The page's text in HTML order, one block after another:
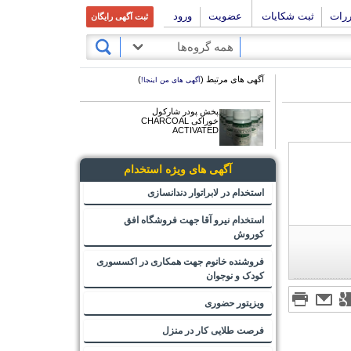
ثبت شکایات عضویت ورود ثبت آگهی رایگان
همه گروه‌ها
آگهی های مرتبط (آگهی های من اینجا!)
پخش پودر شارکول
خوراکی CHARCOAL
ACTIVATED
آگهی های ویژه استخدام
استخدام در لابراتوار دندانسازی
استخدام نیرو آقا جهت فروشگاه افق
کوروش
فروشنده خانوم جهت همکاری در اکسسوری
کودک و نوجوان
ویزیتور حضوری
فرصت طلایی کار در منزل